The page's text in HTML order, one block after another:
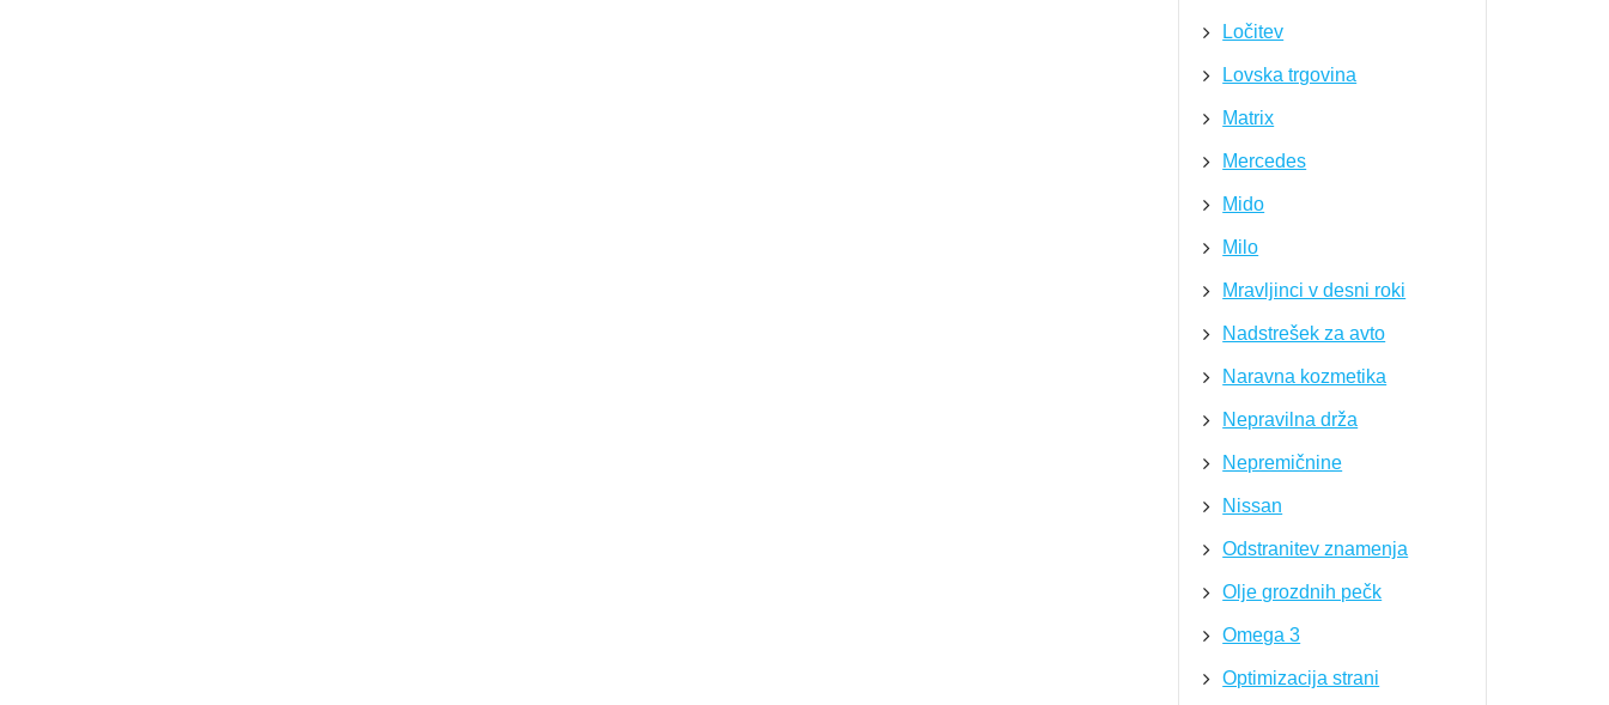
Ločitev
Lovska trgovina
Matrix
Mercedes
Mido
Milo
Mravljinci v desni roki
Nadstrešek za avto
Naravna kozmetika
Nepravilna drža
Nepremičnine
Nissan
Odstranitev znamenja
Olje grozdnih pečk
Omega 3
Optimizacija strani